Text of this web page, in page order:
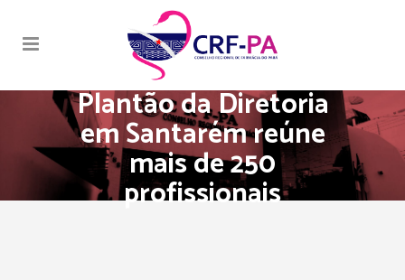
Plantão da Diretoria
em Santarém reúne
mais de 250
profissionais